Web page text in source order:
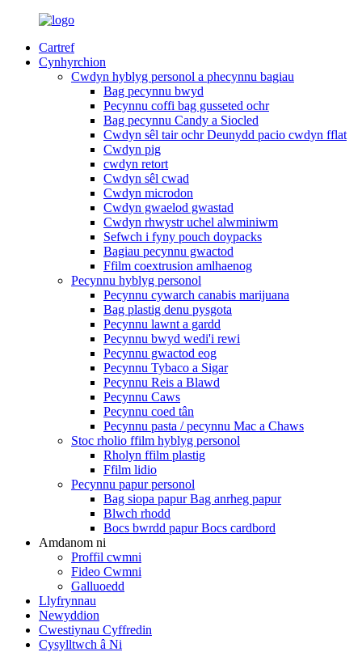
Cartref
Cynhyrchion
Cwdyn hyblyg personol a phecynnu bagiau
Bag pecynnu bwyd
Pecynnu coffi bag gusseted ochr
Bag pecynnu Candy a Siocled
Cwdyn sêl tair ochr Deunydd pacio cwdyn fflat
Cwdyn pig
cwdyn retort
Cwdyn sêl cwad
Cwdyn microdon
Cwdyn gwaelod gwastad
Cwdyn rhwystr uchel alwminiwm
Sefwch i fyny pouch doypacks
Bagiau pecynnu gwactod
Ffilm coextrusion amlhaenog
Pecynnu hyblyg personol
Pecynnu cywarch canabis marijuana
Bag plastig denu pysgota
Pecynnu lawnt a gardd
Pecynnu bwyd wedi'i rewi
Pecynnu gwactod eog
Pecynnu Tybaco a Sigar
Pecynnu Reis a Blawd
Pecynnu Caws
Pecynnu coed tân
Pecynnu pasta / pecynnu Mac a Chaws
Stoc rholio ffilm hyblyg personol
Rholyn ffilm plastig
Ffilm lidio
Pecynnu papur personol
Bag siopa papur Bag anrheg papur
Blwch rhodd
Bocs bwrdd papur Bocs cardbord
Amdanom ni
Proffil cwmni
Fideo Cwmni
Galluoedd
Llyfrynnau
Newyddion
Cwestiynau Cyffredin
Cysylltwch â Ni